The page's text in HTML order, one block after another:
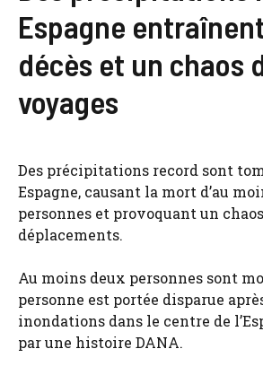
Espagne
décès et un chaos
voyages
Des précipitations record sont
Espagne, causant la mort d’au
personnes et provoquant un
déplacements.
Au moins deux personnes sont
personne est portée disparue
inondations dans le centre de
par une histoire DANA.